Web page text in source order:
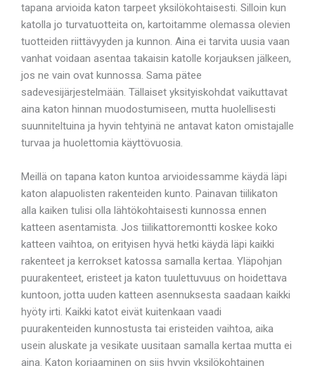
tapana arvioida katon tarpeet yksilökohtaisesti. Silloin kun
katolla jo turvatuotteita on, kartoitamme olemassa olevien
tuotteiden riittävyyden ja kunnon. Aina ei tarvita uusia vaan
vanhat voidaan asentaa takaisin katolle korjauksen jälkeen,
jos ne vain ovat kunnossa. Sama pätee
sadevesijärjestelmään. Tällaiset yksityiskohdat vaikuttavat
aina katon hinnan muodostumiseen, mutta huolellisesti
suunniteltuina ja hyvin tehtyinä ne antavat katon omistajalle
turvaa ja huolettomia käyttövuosia.
Meillä on tapana katon kuntoa arvioidessamme käydä läpi
katon alapuolisten rakenteiden kunto. Painavan tiilikaton
alla kaiken tulisi olla lähtökohtaisesti kunnossa ennen
katteen asentamista. Jos tiilikattoremontti koskee koko
katteen vaihtoa, on erityisen hyvä hetki käydä läpi kaikki
rakenteet ja kerrokset katossa samalla kertaa. Yläpohjan
puurakenteet, eristeet ja katon tuulettuvuus on hoidettava
kuntoon, jotta uuden katteen asennuksesta saadaan kaikki
hyöty irti. Kaikki katot eivät kuitenkaan vaadi
puurakenteiden kunnostusta tai eristeiden vaihtoa, aika
usein aluskate ja vesikate uusitaan samalla kertaa mutta ei
aina. Katon korjaaminen on siis hyvin yksilökohtainen